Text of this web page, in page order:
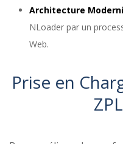
Architecture
NLoader par un
Web.
Prise en